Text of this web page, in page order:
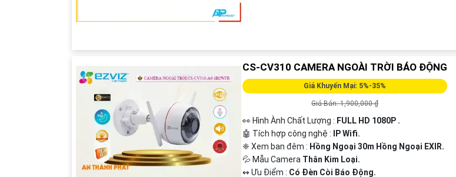
CS-CV310 CAMERA NGOÀI TRỜI BÁO ĐỘNG
Giá Khuyến Mại: 5%-35%
Giá Bán: 1,900,000 ₫
👀 Hình Ành Chất Lượng : FULL HD 1080P .
🤖️ Tích hợp công nghệ :
IP Wifi.
❈ Xem ban đêm : Hồng Ngoại 30m Hồng Ngoại EXIR.
💦 Mẫu Camera Thân Kim Loại.
️↭ Ưu Điểm : Có Đèn Còi Báo Động.